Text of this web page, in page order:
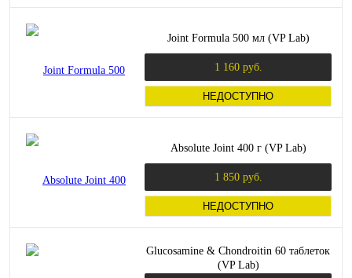
Joint Formula 500 мл (VP Lab)
1 160 руб.
НЕДОСТУПНО
Absolute Joint 400 г (VP Lab)
1 850 руб.
НЕДОСТУПНО
Glucosamine & Chondroitin 60 таблеток
(VP Lab)